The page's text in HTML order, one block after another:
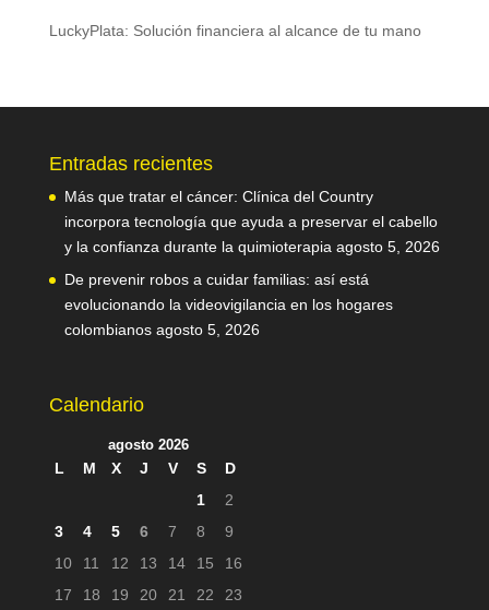
LuckyPlata: Solución financiera al alcance de tu mano
Entradas recientes
Más que tratar el cáncer: Clínica del Country
incorpora tecnología que ayuda a preservar el cabello
y la confianza durante la quimioterapia agosto 5, 2026
De prevenir robos a cuidar familias: así está
evolucionando la videovigilancia en los hogares
colombianos agosto 5, 2026
Calendario
agosto 2026
L M X J V S
D
1
2
3
4 5 6 7 8
9
10
11 12 13 14 15
16
17
18 19 20 21 22
23